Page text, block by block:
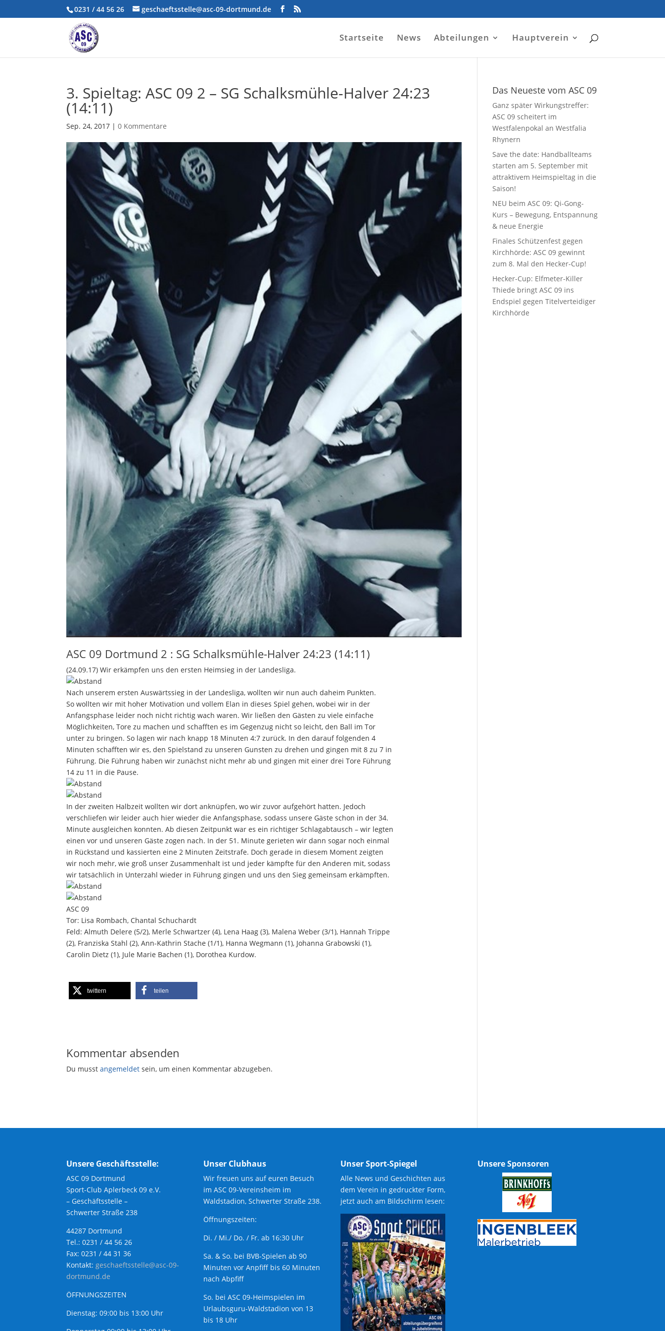
0231 / 44 56 26 geschaeftsstelle@asc-09-dortmund.de
Startseite News Abteilungen Hauptverein
3. Spieltag: ASC 09 2 – SG Schalksmühle-Halver 24:23
(14:11)
Sep. 24, 2017 |0 Kommentare
ASC 09 Dortmund 2 : SG Schalksmühle-Halver 24:23 (14:11)
(24.09.17) Wir erkämpfen uns den ersten Heimsieg in der Landesliga.
Nach unserem ersten Auswärtssieg in der Landesliga, wollten wir nun auch daheim Punkten.
So wollten wir mit hoher Motivation und vollem Elan in dieses Spiel gehen, wobei wir in der
Anfangsphase leider noch nicht richtig wach waren. Wir ließen den Gästen zu viele einfache
Möglichkeiten, Tore zu machen und schafften es im Gegenzug nicht so leicht, den Ball im Tor
unter zu bringen. So lagen wir nach knapp 18 Minuten 4:7 zurück. In den darauf folgenden 4
Minuten schafften wir es, den Spielstand zu unseren Gunsten zu drehen und gingen mit 8 zu 7 in
Führung. Die Führung haben wir zunächst nicht mehr ab und gingen mit einer drei Tore Führung
14 zu 11 in die Pause.
In der zweiten Halbzeit wollten wir dort anknüpfen, wo wir zuvor aufgehört hatten. Jedoch
verschliefen wir leider auch hier wieder die Anfangsphase, sodass unsere Gäste schon in der 34.
Minute ausgleichen konnten. Ab diesen Zeitpunkt war es ein richtiger Schlagabtausch – wir legten
einen vor und unseren Gäste zogen nach. In der 51. Minute gerieten wir dann sogar noch einmal
in Rückstand und kassierten eine 2 Minuten Zeitstrafe. Doch gerade in diesem Moment zeigten
wir noch mehr, wie groß unser Zusammenhalt ist und jeder kämpfte für den Anderen mit, sodass
wir tatsächlich in Unterzahl wieder in Führung gingen und uns den Sieg gemeinsam erkämpften.
ASC 09
Tor: Lisa Rombach, Chantal Schuchardt
Feld: Almuth Delere (5/2), Merle Schwartzer (4), Lena Haag (3), Malena Weber (3/1), Hannah Trippe
(2), Franziska Stahl (2), Ann-Kathrin Stache (1/1), Hanna Wegmann (1), Johanna Grabowski (1),
Carolin Dietz (1), Jule Marie Bachen (1), Dorothea Kurdow.
twittern teilen
Kommentar absenden
Du musstangemeldet sein, um einen Kommentar abzugeben.
Das Neueste vom ASC 09
Ganz später Wirkungstreffer:
ASC 09 scheitert im
Westfalenpokal an Westfalia
Rhynern
Save the date: Handballteams
starten am 5. September mit
attraktivem Heimspieltag in die
Saison!
NEU beim ASC 09: Qi-Gong-
Kurs – Bewegung, Entspannung
& neue Energie
Finales Schützenfest gegen
Kirchhörde: ASC 09 gewinnt
zum 8. Mal den Hecker-Cup!
Hecker-Cup: Elfmeter-Killer
Thiede bringt ASC 09 ins
Endspiel gegen Titelverteidiger
Kirchhörde
Unsere Geschäftsstelle:
ASC 09 Dortmund
Sport-Club Aplerbeck 09 e.V.
– Geschäftsstelle –
Schwerter Straße 238
44287 Dortmund
Tel.: 0231 / 44 56 26
Fax: 0231 / 44 31 36
Kontakt:geschaeftsstelle@asc-09-
dortmund.de
ÖFFNUNGSZEITEN
Dienstag: 09:00 bis 13:00 Uhr
Unser Clubhaus
Wir freuen uns auf euren Besuch
im ASC 09-Vereinsheim im
Waldstadion, Schwerter Straße 238.
Öffnungszeiten:
Di. / Mi./ Do. / Fr. ab 16:30 Uhr
Sa. & So. bei BVB-Spielen ab 90
Minuten vor Anpfiff bis 60 Minuten
nach Abpfiff
So. bei ASC 09-Heimspielen im
Urlaubsguru-Waldstadion von 13
bis 18 Uhr
Unser Sport-Spiegel
Alle News und Geschichten aus
dem Verein in gedruckter Form,
jetzt auch am Bildschirm lesen:
Unsere Sponsoren